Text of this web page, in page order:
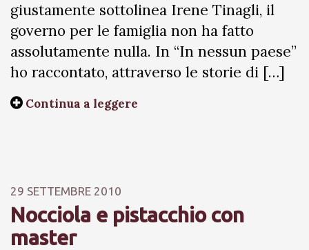
giustamente sottolinea Irene Tinagli, il
governo per le famiglia non ha fatto
assolutamente nulla. In “In nessun paese”
ho raccontato, attraverso le storie di […]
Continua a leggere
29 SETTEMBRE 2010
Nocciola e pistacchio con
master